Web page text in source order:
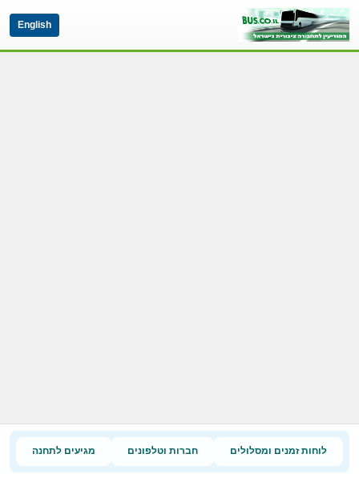
English
לוחות זמנים ומסלולים חברות וטלפונים מגיעים לתחנה